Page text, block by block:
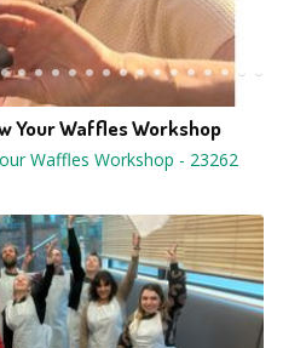
Your Waffles Workshop
Waffles Workshop - 23262